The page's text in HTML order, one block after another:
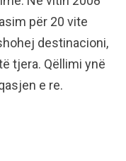
për 20 vite
destinacioni,
tjera. Qëllimi ynë
e re.